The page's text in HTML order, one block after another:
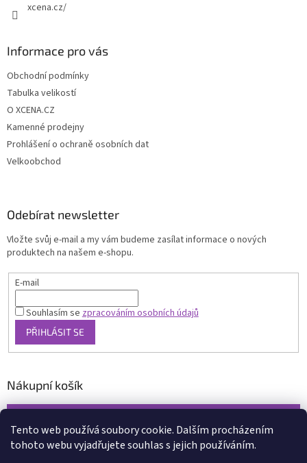
Tento web používá soubory cookie. Dalším procházením
tohoto webu vyjadřujete souhlas s jejich používáním.
xcena.cz/
Informace pro vás
Obchodní podmínky
Tabulka velikostí
O XCENA.CZ
Kamenné prodejny
Prohlášení o ochraně osobních dat
Velkoobchod
Odebírat newsletter
Vložte svůj e-mail a my vám budeme zasílat informace o nových
produktech na našem e-shopu.
E-mail
Souhlasím sezpracováním osobních údajů
PŘIHLÁSIT SE
Nákupní košík